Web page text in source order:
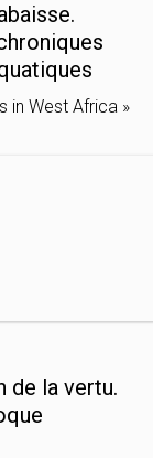
in West Africa »
de la vertu.